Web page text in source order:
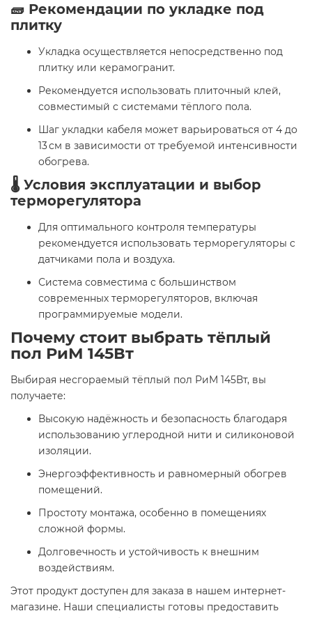
🧱 Рекомендации по укладке под
плитку
Укладка осуществляется непосредственно под
плитку или керамогранит.
Рекомендуется использовать плиточный клей,
совместимый с системами тёплого пола.
Шаг укладки кабеля может варьироваться от 4 до
13 см в зависимости от требуемой интенсивности
обогрева.
🌡️ Условия эксплуатации и выбор
терморегулятора
Для оптимального контроля температуры
рекомендуется использовать терморегуляторы с
датчиками пола и воздуха.
Система совместима с большинством
современных терморегуляторов, включая
программируемые модели.
Почему стоит выбрать тёплый
пол РиМ 145Вт
Выбирая несгораемый тёплый пол РиМ 145Вт, вы
получаете:
Высокую надёжность и безопасность благодаря
использованию углеродной нити и силиконовой
изоляции.
Энергоэффективность и равномерный обогрев
помещений.
Простоту монтажа, особенно в помещениях
сложной формы.
Долговечность и устойчивость к внешним
воздействиям.
Этот продукт доступен для заказа в нашем интернет-
магазине. Наши специалисты готовы предоставить